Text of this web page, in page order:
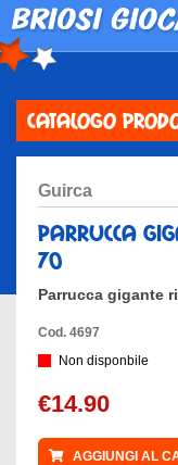
CATALOGO
guirca
parrucca gigante riccia nera afro anni
70
Parrucca gigante
Cod. 4697
Non disponbile
€14.90
AGGIUNGI AL